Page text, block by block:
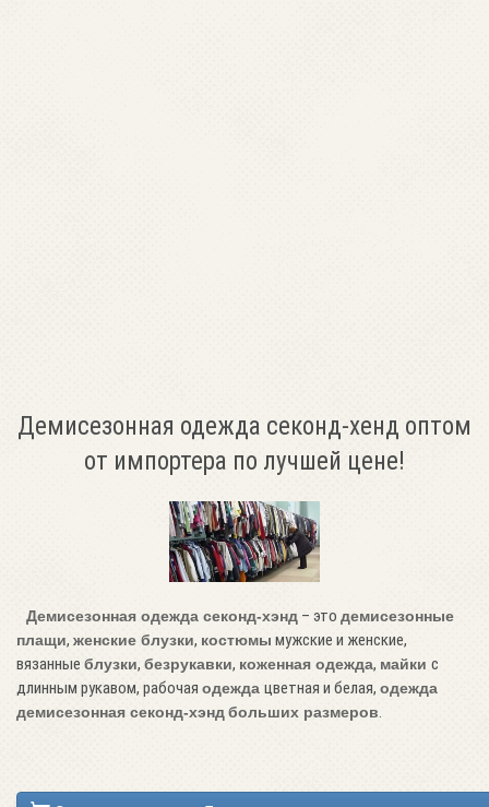
Демисезонная одежда секонд-хенд оптом
от импортера по лучшей цене!
Демисезонная одежда секонд-хэнд – это демисезонные
плащи, женские блузки, костюмы мужские и женские,
вязанные блузки, безрукавки, коженная одежда, майки с
длинным рукавом, рабочая одежда цветная и белая, одежда
демисезонная секонд-хэндбольших размеров.